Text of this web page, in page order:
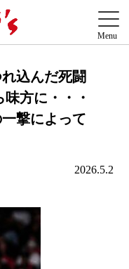
込んだ死闘
方に・・・
撃によって
2026.5.2